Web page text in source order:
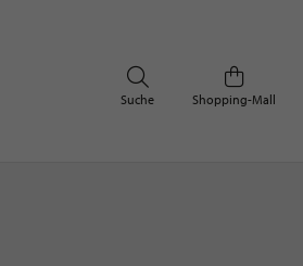
Shopping-Mall
Suche